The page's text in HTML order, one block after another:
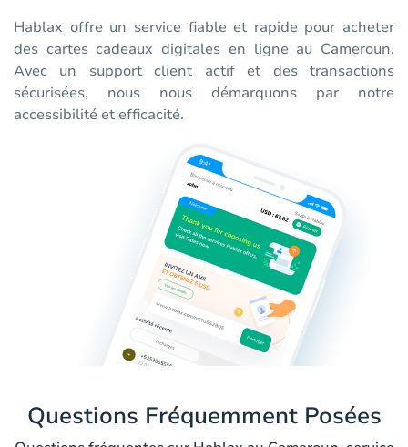
Hablax offre un service fiable et rapide pour acheter
des cartes cadeaux digitales en ligne au Cameroun.
Avec un support client actif et des transactions
sécurisées, nous nous démarquons par notre
accessibilité et efficacité.
Questions Fréquemment Posées